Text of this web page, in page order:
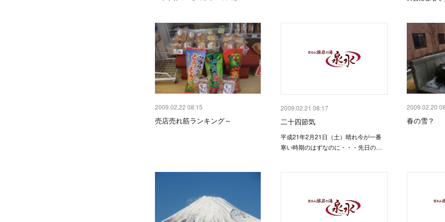
2009.02.22 08:15
売店売れ筋ランキング～
2009.02.21 08:17
二十四節気
平成21年2月21日（土）晴れ今が一番
寒い時期のはずなのに・・・先日の…
2009.02.20
春の雪？